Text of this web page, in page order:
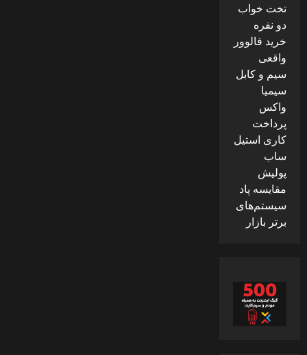
تخت خواب
دو نفره
خرید فالوور
واقعی
سیم و کابل
سیمیا
واکس
پرداخت
کاری استیل
ساب
پولیش
مقایسه پاد
سیستم‌های
برتر بازار